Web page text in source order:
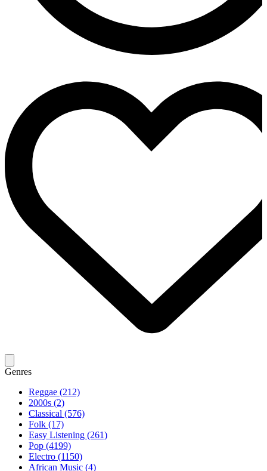
Genres
Reggae (212)
2000s (2)
Classical (576)
Folk (17)
Easy Listening (261)
Pop (4199)
Electro (1150)
African Music (4)